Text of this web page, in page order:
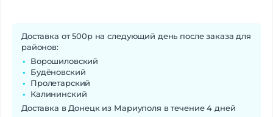
Аккумулятор
Аккумулятор
Емкость аккумулятора
Интерфейсы/разъемы
Выход на наушники
mini jack 3.5 mm
Доставка от 500р на следующий день после заказа для
районов:
Ворошиловский
Будёновский
Пролетарский
Калининский
Доставка в Донецк из Мариуполя в течение 4 дней